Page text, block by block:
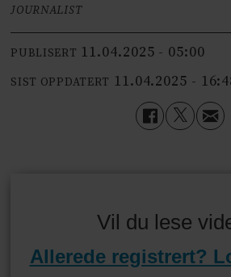
JOURNALIST
PUBLISERT 11.04.2025 - 05:00
SIST OPPDATERT 11.04.2025 -
Vil du lese
Allerede registrert?